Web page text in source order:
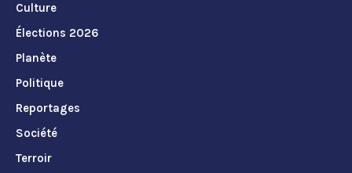
Culture
Élections 2026
Planète
Politique
Reportages
Société
Terroir